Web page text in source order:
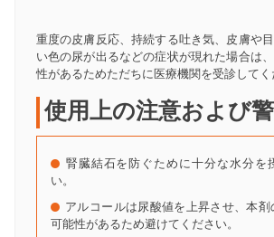
重度の皮膚反応、持続する吐き気、皮膚や
い色の尿が出るなどの症状が現れた場合は
性があるためただちに医療機関を受診してく
使用上の注意および
腎臓結石を防ぐために十分な水分を
い。
アルコールは尿酸値を上昇させ、本剤
可能性があるため避けてください。